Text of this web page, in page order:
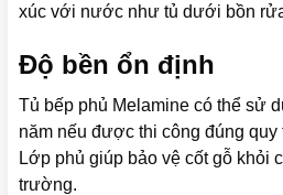
xúc với nước như tủ dưới bồn
Độ bền ổn định
Tủ bếp phủ Melamine có thể sử
năm nếu được thi công đúng quy
Lớp phủ giúp bảo vệ cốt gỗ khỏi
trường.